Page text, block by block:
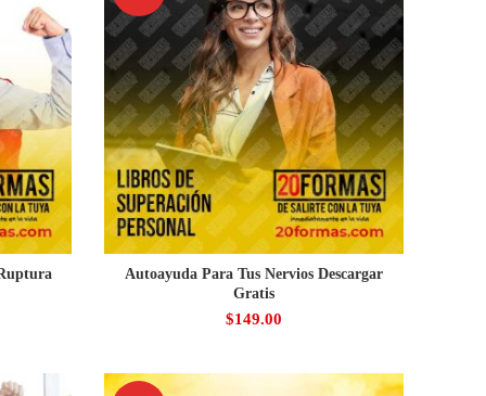
Autoayuda Para Tus Nervios Descargar
Gratis
$149.00